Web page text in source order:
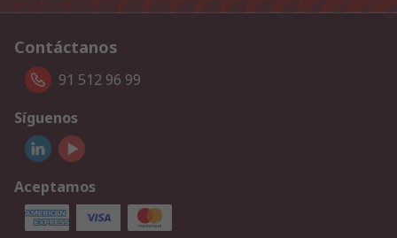
Contáctanos
91 512 96 99
Síguenos
Aceptamos